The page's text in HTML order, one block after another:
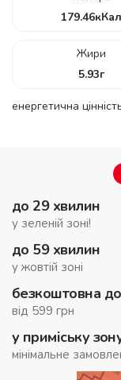
179.46кКал
Жири
5.93г
енергетична
до 29 хвилин
у зеленій зоні!
до 59 хвилин
у жовтій зоні
безкоштовна
від 599 грн
у приміську
мінімальне